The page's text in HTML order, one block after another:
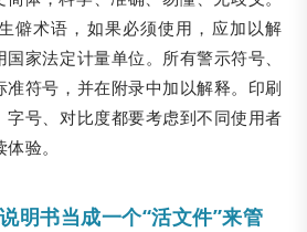
僻术语，如果必须使用，应加以解
家法定计量单位。所有警示符号、
准符号，并在附录中加以解释。印刷
字号、对比度都要考虑到不同使用者
验。
明书当成一个“活文件”来管